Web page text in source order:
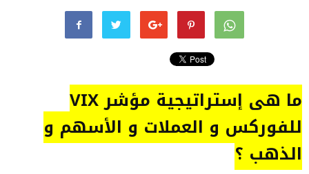
ما هي إستراتيجية مؤشر VIX
للفوركس و العملات و الأسهم و
الذهب ؟